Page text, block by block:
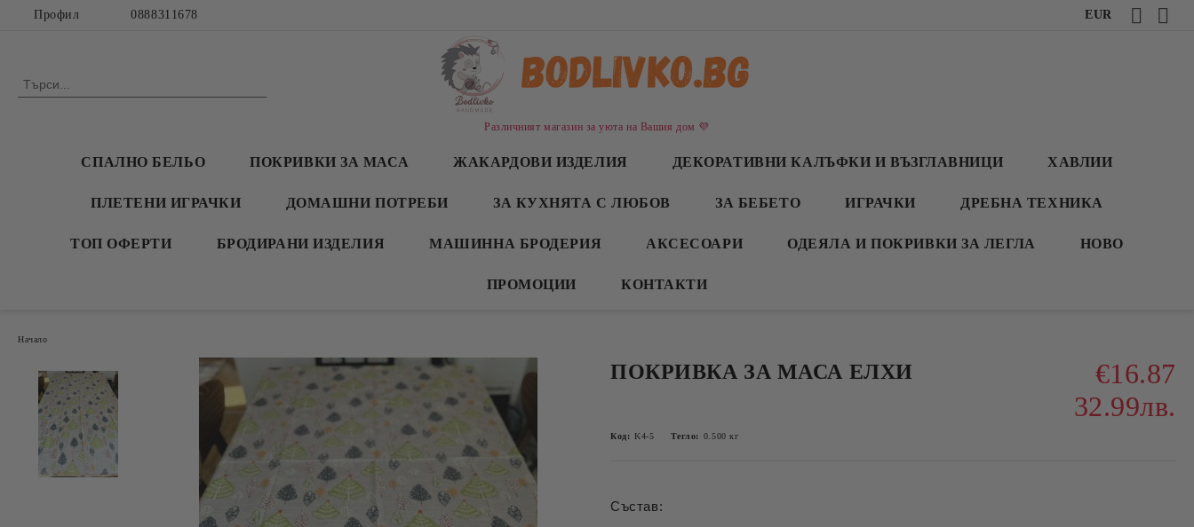
Профил 0888311678 EUR
Различният магазин за уюта на Вашия дом 💜
СПАЛНО БЕЛЬО ПОКРИВКИ ЗА МАСА ЖАКАРДОВИ ИЗДЕЛИЯ ДЕКОРАТИВНИ КАЛЪФКИ И ВЪЗГЛАВНИЦИ ХАВЛИИ
ПЛЕТЕНИ ИГРАЧКИ ДОМАШНИ ПОТРЕБИ ЗА КУХНЯТА С ЛЮБОВ ЗА БЕБЕТО ИГРАЧКИ ДРЕБНА ТЕХНИКА
ТОП ОФЕРТИ БРОДИРАНИ ИЗДЕЛИЯ МАШИННА БРОДЕРИЯ АКСЕСОАРИ ОДЕЯЛА И ПОКРИВКИ ЗА ЛЕГЛА НОВО
ПРОМОЦИИ КОНТАКТИ
Начало
ПОКРИВКА ЗА МАСА ЕЛХИ
€16.87
32.99лв.
Код: K4-5 Тегло: 0.500 кг
Състав: